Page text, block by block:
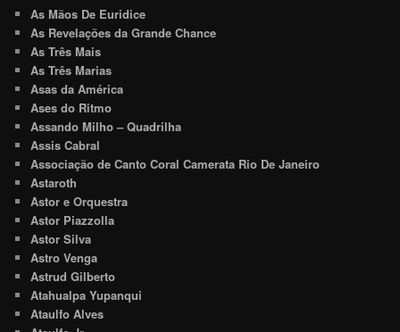
As Mãos De Euridice
As Revelações da Grande Chance
As Três Mais
As Três Marias
Asas da América
Ases do Ritmo
Assando Milho – Quadrilha
Assis Cabral
Associação de Canto Coral Camerata Rio De Janeiro
Astaroth
Astor e Orquestra
Astor Piazzolla
Astor Silva
Astro Venga
Astrud Gilberto
Atahualpa Yupanqui
Ataulfo Alves